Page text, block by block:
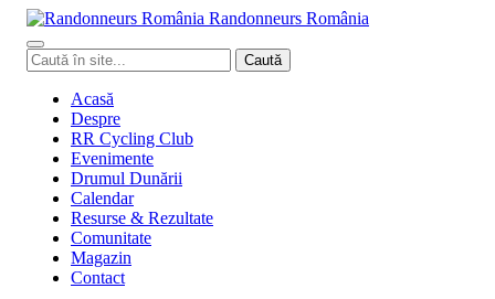
Randonneurs România
Caută
în
Caută
Acasă
Despre
RR Cycling Club
Evenimente
Drumul Dunării
Calendar
Resurse & Rezultate
Comunitate
Magazin
Contact